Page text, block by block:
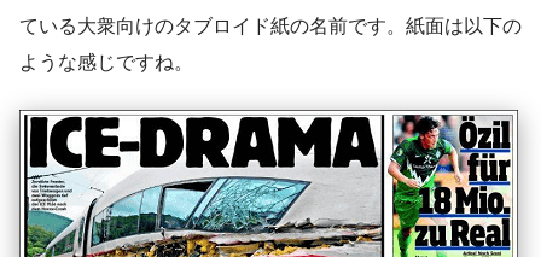
ている大衆向けのタブロイド紙の名前です。紙面は以下の
ような感じですね。